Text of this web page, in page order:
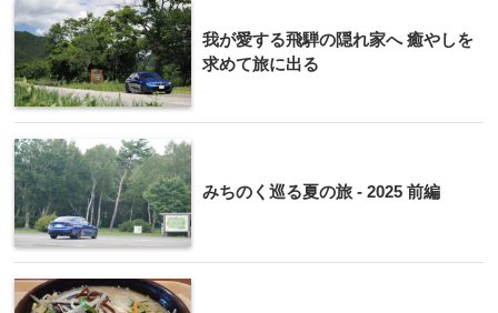
我が愛する飛騨の隠れ家へ 癒やしを
求めて旅に出る
みちのく巡る夏の旅 - 2025 前編